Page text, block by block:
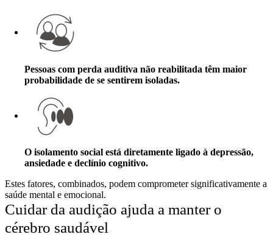
Pessoas com perda auditiva não reabilitada têm maior
probabilidade de se sentirem isoladas.
O isolamento social está diretamente ligado à depressão,
ansiedade e declínio cognitivo.
Estes fatores, combinados, podem comprometer significativamente a
saúde mental e emocional.
Cuidar da audição ajuda a manter o
cérebro saudável